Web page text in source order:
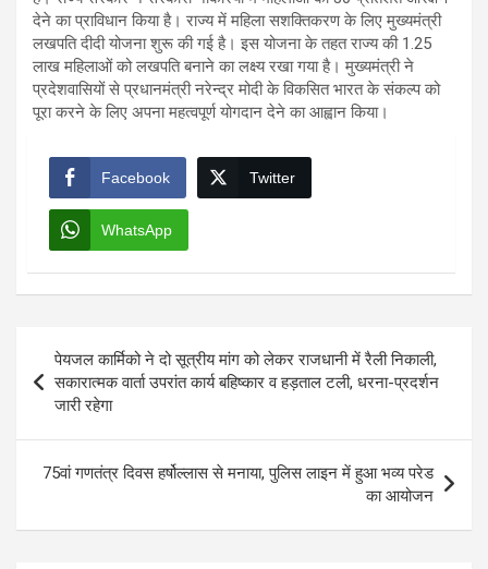
देने का प्राविधान किया है। राज्य में महिला सशक्तिकरण के लिए मुख्यमंत्री
लखपति दीदी योजना शुरू की गई है। इस योजना के तहत राज्य की 1.25
लाख महिलाओं को लखपति बनाने का लक्ष्य रखा गया है। मुख्यमंत्री ने
प्रदेशवासियों से प्रधानमंत्री नरेन्द्र मोदी के विकसित भारत के संकल्प को
पूरा करने के लिए अपना महत्वपूर्ण योगदान देने का आह्वान किया।
Facebook Twitter
WhatsApp
Post
navigation
पेयजल कार्मिको ने दो सूत्रीय मांग को लेकर राजधानी में रैली निकाली,
सकारात्मक वार्ता उपरांत कार्य बहिष्कार व हड़ताल टली, धरना-प्रदर्शन
जारी रहेगा
75वां गणतंत्र दिवस हर्षोल्लास से मनाया, पुलिस लाइन में हुआ भव्य परेड
का आयोजन